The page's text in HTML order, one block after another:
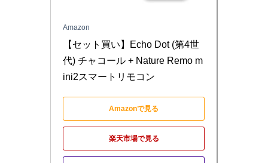
Amazon
【セット買い】Echo Dot (第4世
代) チャコール + Nature Remo m
ini2スマートリモコン
Amazonで見る
楽天市場で見る